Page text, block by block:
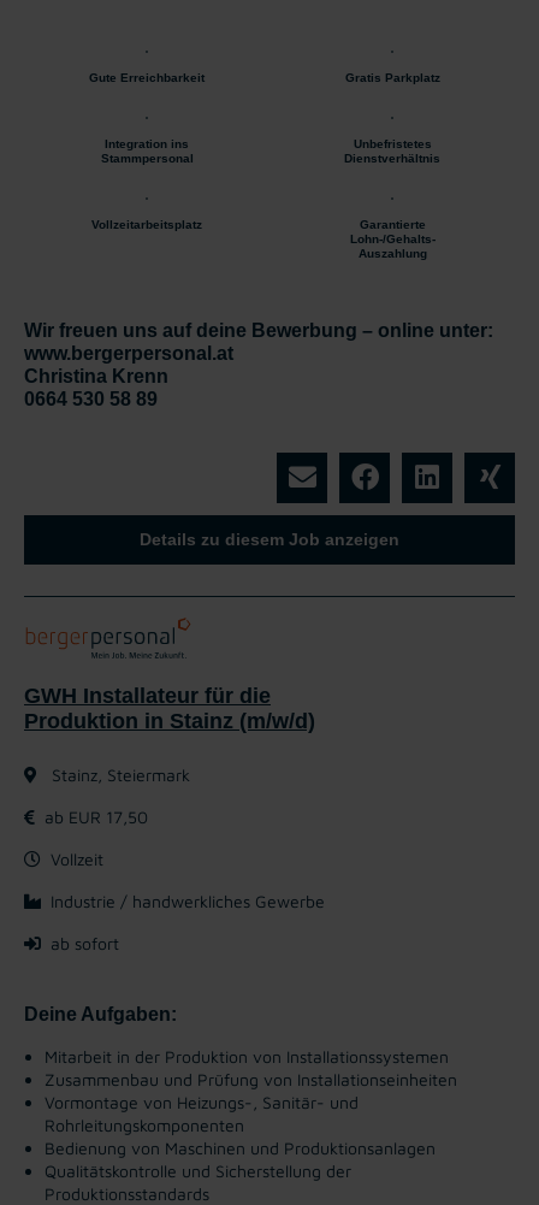
Gute Erreichbarkeit Gratis Parkplatz
Integration ins
Stammpersonal
Unbefristetes
Dienstverhältnis
Vollzeitarbeitsplatz
Garantierte
Lohn-/Gehalts-
Auszahlung
Wir freuen uns auf deine Bewerbung – online unter:
www.bergerpersonal.at
Christina Krenn
0664 530 58 89
Details zu diesem Job anzeigen
GWH Installateur für die
Produktion in Stainz (m/w/d)
Stainz, Steiermark
ab EUR 17,50
Vollzeit
Industrie / handwerkliches Gewerbe
ab sofort
Deine Aufgaben:
Mitarbeit in der Produktion von Installationssystemen
Zusammenbau und Prüfung von Installationseinheiten
Vormontage von Heizungs-, Sanitär- und
Rohrleitungskomponenten
Bedienung von Maschinen und Produktionsanlagen
Qualitätskontrolle und Sicherstellung der
Produktionsstandards